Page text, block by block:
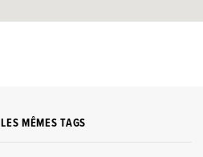
MÊMES TAGS